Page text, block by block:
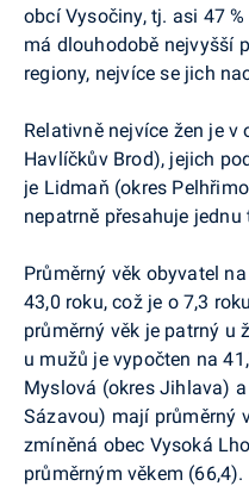
obcí Vysočiny, tj. asi 47
má dlouhodobě nejvyšší
regiony, nejvíce se jich
Relativně nejvíce žen je v
Havlíčkův Brod), jejich
je Lidmaň (okres
nepatrně přesahuje jednu
Průměrný věk obyvatel
43,0 roku, což je o 7,3
průměrný věk je patrný u
u mužů je vypočten na
Myslová (okres Jihlava)
Sázavou) mají průměrný
zmíněná obec Vysoká
průměrným věkem (66,4).